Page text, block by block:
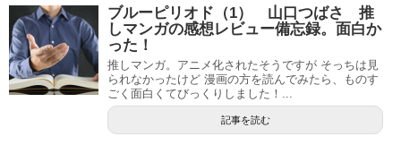
ブルーピリオド（1） 山口つばさ 推
しマンガの感想レビュー備忘録。面白か
った！
推しマンガ。アニメ化されたそうですが そっちは見
られなかったけど 漫画の方を読んでみたら、ものす
ごく面白くてびっくりしました！...
記事を読む